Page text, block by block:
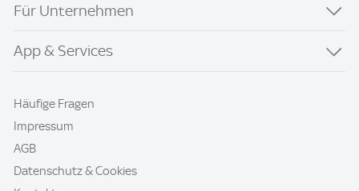
Für Unternehmen
App & Services
Häufige Fragen
Impressum
AGB
Datenschutz & Cookies